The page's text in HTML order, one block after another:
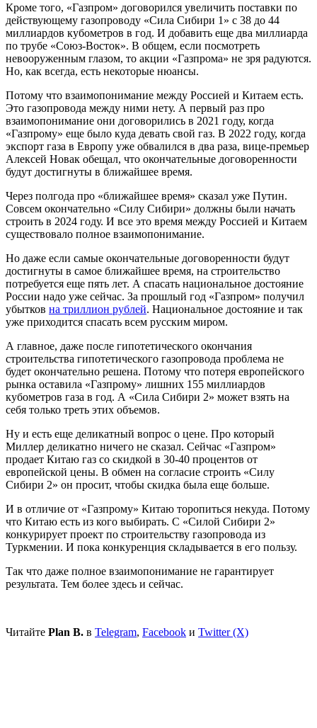
Кроме того, «Газпром» договорился увеличить поставки по
действующему газопроводу «Сила Сибири 1» с 38 до 44
миллиардов кубометров в год. И добавить еще два миллиарда
по трубе «Союз-Восток». В общем, если посмотреть
невооруженным глазом, то акции «Газпрома» не зря радуются.
Но, как всегда, есть некоторые нюансы.
Потому что взаимопонимание между Россией и Китаем есть.
Это газопровода между ними нету. А первый раз про
взаимопонимание они договорились в 2021 году, когда
«Газпрому» еще было куда девать свой газ. В 2022 году, когда
экспорт газа в Европу уже обвалился в два раза, вице-премьер
Алексей Новак обещал, что окончательные договоренности
будут достигнуты в ближайшее время.
Через полгода про «ближайшее время» сказал уже Путин.
Совсем окончательно «Силу Сибири» должны были начать
строить в 2024 году. И все это время между Россией и Китаем
существовало полное взаимопонимание.
Но даже если самые окончательные договоренности будут
достигнуты в самое ближайшее время, на строительство
потребуется еще пять лет. А спасать национальное достояние
России надо уже сейчас. За прошлый год «Газпром» получил
убытков на триллион рублей. Национальное достояние и так
уже приходится спасать всем русским миром.
А главное, даже после гипотетического окончания
строительства гипотетического газопровода проблема не
будет окончательно решена. Потому что потеря европейского
рынка оставила «Газпрому» лишних 155 миллиардов
кубометров газа в год. А «Сила Сибири 2» может взять на
себя только треть этих объемов.
Ну и есть еще деликатный вопрос о цене. Про который
Миллер деликатно ничего не сказал. Сейчас «Газпром»
продает Китаю газ со скидкой в 30-40 процентов от
европейской цены. В обмен на согласие строить «Силу
Сибири 2» он просит, чтобы скидка была еще больше.
И в отличие от «Газпрому» Китаю торопиться некуда. Потому
что Китаю есть из кого выбирать. С «Силой Сибири 2»
конкурирует проект по строительству газопровода из
Туркмении. И пока конкуренция складывается в его пользу.
Так что даже полное взаимопонимание не гарантирует
результата. Тем более здесь и сейчас.
Читайте Plan B. в Telegram, Facebook и Twitter (X)